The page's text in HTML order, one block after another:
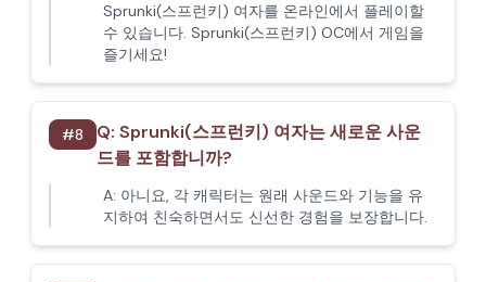
Sprunki(스프런키) 여자를 온라인에서 플레이할
수 있습니다. Sprunki(스프런키) OC에서 게임을
즐기세요!
#8 Q: Sprunki(스프런키) 여자는 새로운 사운
드를 포함합니까?
A: 아니요, 각 캐릭터는 원래 사운드와 기능을 유
지하여 친숙하면서도 신선한 경험을 보장합니다.